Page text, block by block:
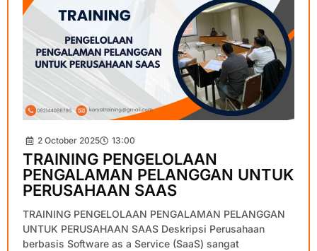
2 October 2025 13:00
TRAINING PENGELOLAAN
PENGALAMAN PELANGGAN UNTUK
PERUSAHAAN SAAS
TRAINING PENGELOLAAN PENGALAMAN PELANGGAN
UNTUK PERUSAHAAN SAAS Deskripsi Perusahaan
berbasis Software as a Service (SaaS) sangat